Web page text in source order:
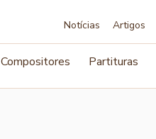
Notícias Artigos
Compositores Partituras